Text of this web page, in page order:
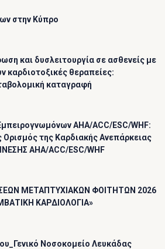
στην Κύπρο
και δυσλειτουργία σε ασθενείς με
καρδιοτοξικές θεραπείες:
καταγραφή
AHA/ACC/ESC/WHF:
της Καρδιακής Ανεπάρκειας
AHA/ACC/ESC/WHF
ΜΕΤΑΠΤΥΧΙΑΚΩΝ ΦΟΙΤΗΤΩΝ 2026
ΚΑΡΔΙΟΛΟΓΙΑ»
Νοσοκομείο Λευκάδας